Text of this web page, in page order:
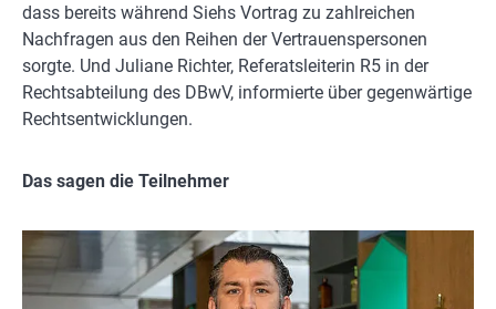
dass bereits während Siehs Vortrag zu zahlreichen
Nachfragen aus den Reihen der Vertrauenspersonen
sorgte. Und Juliane Richter, Referatsleiterin R5 in der
Rechtsabteilung des DBwV, informierte über gegenwärtige
Rechtsentwicklungen.
Das sagen die Teilnehmer